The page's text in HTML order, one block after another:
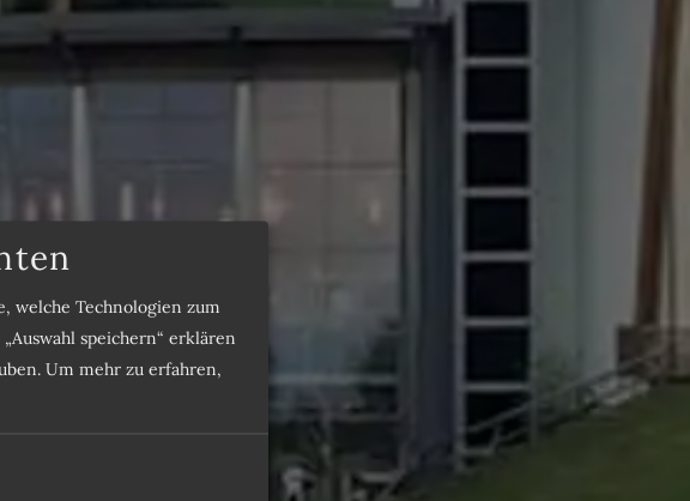
welche Technologien zum
speichern“ erklären
Um mehr zu erfahren,